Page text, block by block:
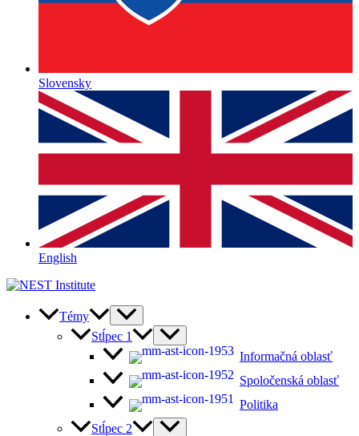
Slovensky
English
Témy
Stĺpec 1
Informačná oblasť
Spoločenská oblasť
Politika
Stĺpec 2